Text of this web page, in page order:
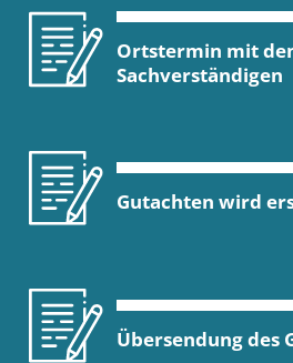
Ortstermin mit
Sachverständigen
Gutachten wird
Übersendung des